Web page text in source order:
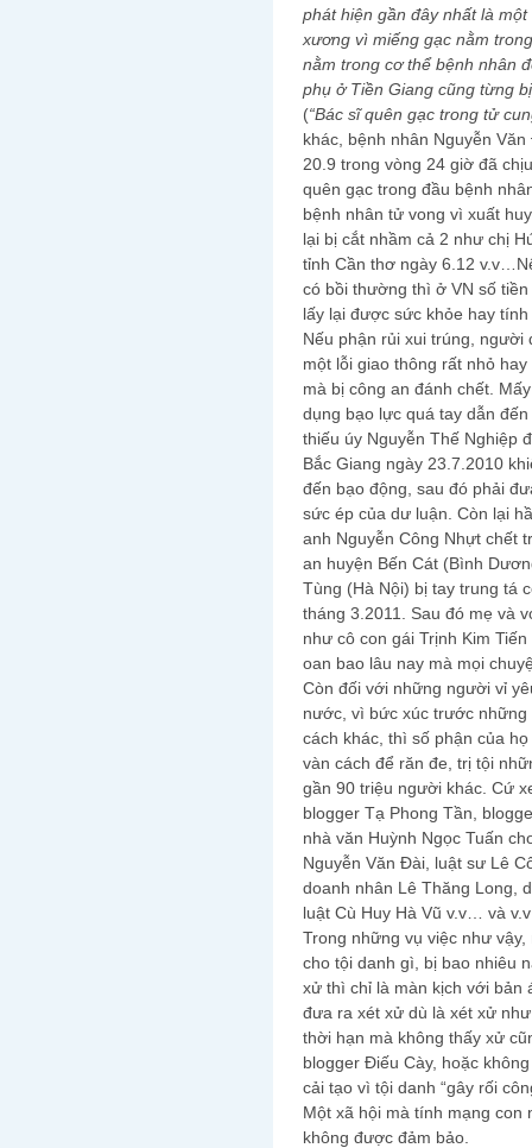
phát hiện gần đây nhất là
xương vì miếng gạc nằm
nằm trong cơ thể bệnh nhân
phụ ở Tiền Giang cũng từng
(“Bác sĩ quên gạc trong tử
khác, bệnh nhân Nguyễn
20.9 trong vòng 24 giờ đã
quên gạc trong đầu bệnh
bệnh nhân tử vong vì xuất
lại bị cắt nhầm cả 2 như chị
tỉnh Cần thơ ngày 6.12
có bồi thường thì ở VN số
lấy lại được sức khỏe hay
Nếu phận rủi xui trúng, người
một lỗi giao thông rất nhỏ
mà bị công an đánh chết.
dụng bạo lực quá tay dẫn
thiếu úy Nguyễn Thế Nghiệp
Bắc Giang ngày 23.7.2010
đến bạo động, sau đó phải
sức ép của dư luận. Còn lại
anh Nguyễn Công Nhựt chết
an huyện Bến Cát (Bình
Tùng (Hà Nội) bị tay trung tá
tháng 3.2011. Sau đó mẹ và
như cô con gái Trịnh Kim
oan bao lâu nay mà mọi
Còn đối với những người vỉ
nước, vì bức xúc trước những
cách khác, thì số phận của
vàn cách để răn đe, trị tội
gần 90 triệu người khác. Cứ
blogger Tạ Phong Tần,
nhà văn Huỳnh Ngọc Tuấn
Nguyễn Văn Đài, luật sư Lê
doanh nhân Lê Thăng Long,
luật Cù Huy Hà Vũ v.v… và
Trong những vụ việc như
cho tội danh gì, bị bao nhiêu
xử thì chỉ là màn kịch với bản
đưa ra xét xử dù là xét xử
thời hạn mà không thấy xử
blogger Điếu Cày, hoặc
cải tạo vì tội danh “gây rối
Một xã hội mà tính mạng
không được đảm bảo.